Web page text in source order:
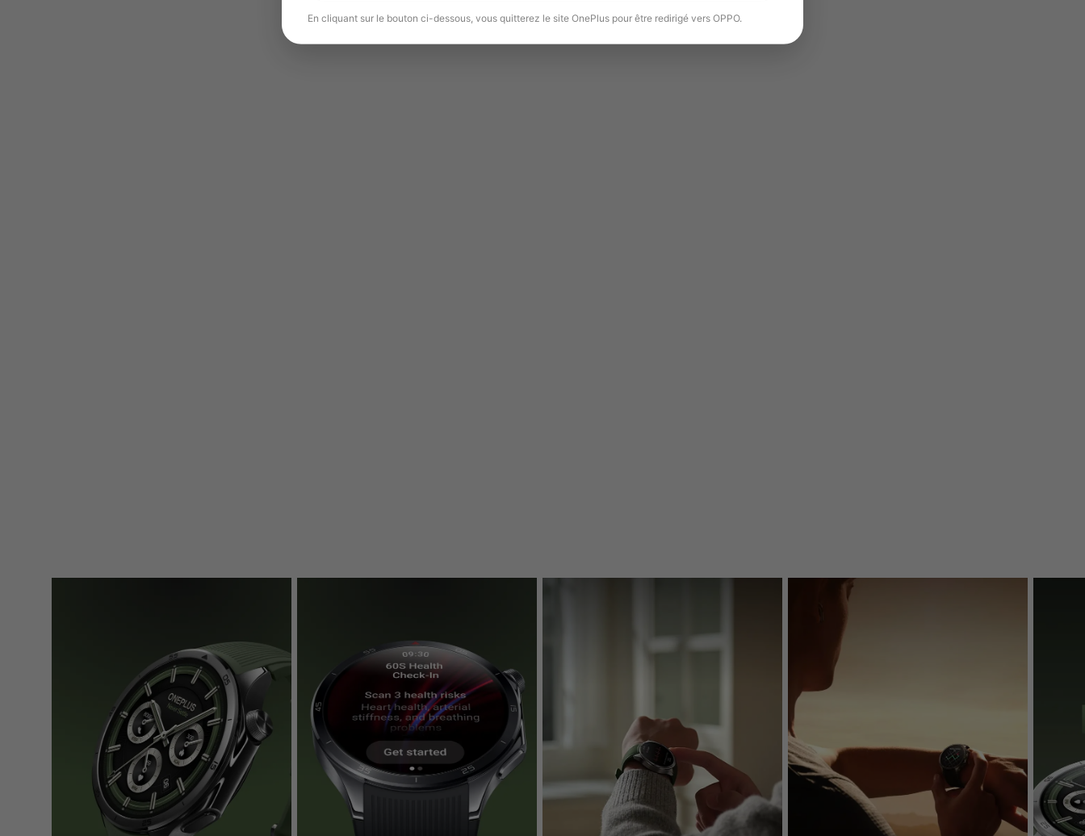
En cliquant sur le bouton ci-dessous, vous quitterez le site OnePlus pour être redirigé vers OPPO.